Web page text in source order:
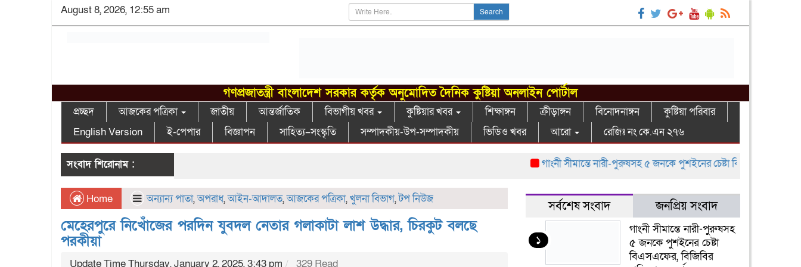
August 8, 2026, 12:55 am Search
গণপ্রজাতন্ত্রী বাংলাদেশ সরকার কর্তৃক অনুমোদিত দৈনিক কুষ্টিয়া অনলাইন পোর্টাল
প্রচ্ছদ আজকের পত্রিকা জাতীয় আন্তর্জাতিক বিভাগীয় খবর কুষ্টিয়ার খবর শিক্ষাঙ্গন ক্রীড়াঙ্গন বিনোদনাঙ্গন
কুষ্টিয়া পরিবার
English Version
ই-পেপার বিজ্ঞাপন সাহিত্য–সংস্কৃতি সম্পাদকীয়-উপ-সম্পাদকীয় ভিডিও খবর আরো রেজিঃ নং কে.এন ২৭৬
সংবাদ শিরোনাম : গাংনী সীমান্তে নারী-পুরুষসহ ৫ জনকে পুশইনের চেষ্টা বিএসএফের, বিজিবির
Home অন্যান্য পাতা,অপরাধ,আইন-আদালত,আজকের পত্রিকা,খুলনা বিভাগ,টপ নিউজ
মেহেরপুরে নিখোঁজের পরদিন যুবদল নেতার গলাকাটা লাশ উদ্ধার, চিরকুট বলছে
পরকীয়া
Update Time Thursday, January 2, 2025, 3:43 pm 329 Read
সর্বশেষ সংবাদ জনপ্রিয় সংবাদ
১
গাংনী সীমান্তে নারী-পুরুষসহ
৫ জনকে পুশইনের চেষ্টা
বিএসএফের, বিজিবির